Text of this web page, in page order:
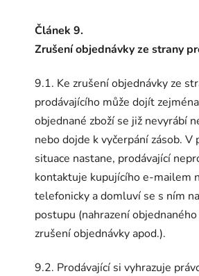
Článek 9.
Zrušení objednávky ze strany
9.1. Ke zrušení objednávky ze
prodávajícího může dojít
objednané zboží se již nevyrábí
nebo dojde k vyčerpání zásob. V
situace nastane, prodávající
kontaktuje kupujícího e-mailem
telefonicky a domluví se s ním
postupu (nahrazení
zrušení objednávky apod.).
9.2. Prodávající si vyhrazuje